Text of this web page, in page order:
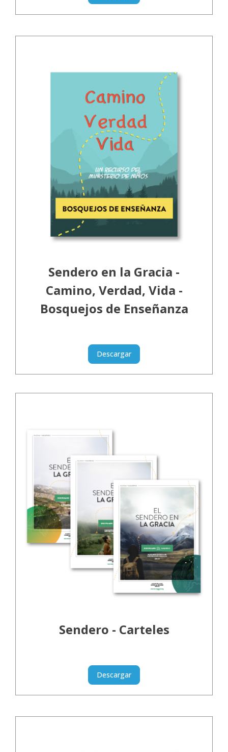
Sendero en la Gracia -
Camino, Verdad, Vida -
Bosquejos de Enseñanza
Descargar
Sendero - Carteles
Descargar